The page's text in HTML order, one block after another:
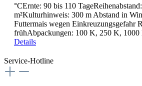
°CErnte: 90 bis 110
m²Kulturhinweis: 300 m Abstand in
Futtermais wegen Einkreuzungsgefahr
frühAbpackungen: 100 K, 250 K, 1000
Details
Service-Hotline